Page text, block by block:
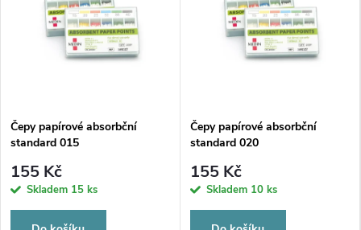
Čepy papírové absorbční
standard 015
155 Kč
Skladem 15 ks
Čepy papírové absorbční
standard 020
155 Kč
Skladem 10 ks